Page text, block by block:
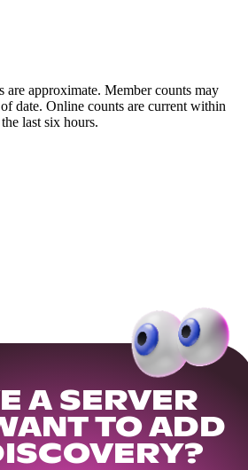
are approximate. Member counts may
date. Online counts are current within
the last six hours.
A SERVER
TO ADD